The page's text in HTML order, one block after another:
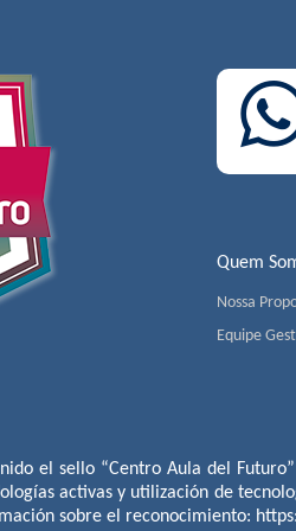
Quem
Nossa
Equipe
el sello “Centro Aula del
activas y utilización de
sobre el reconocimiento: